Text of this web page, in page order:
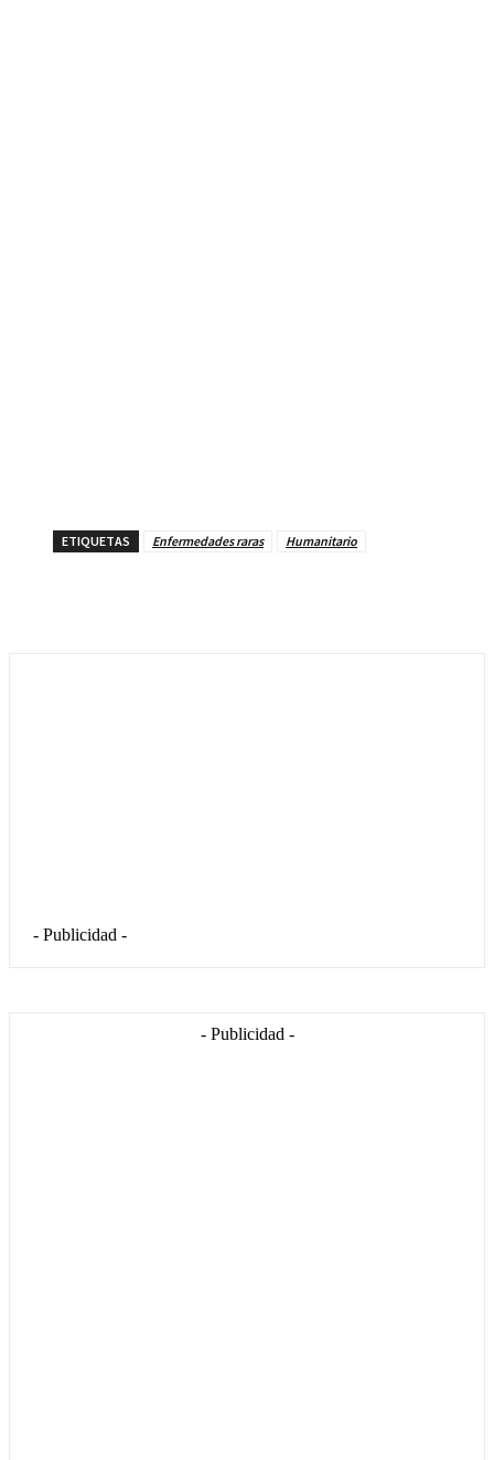
ETIQUETAS Enfermedades raras Humanitario
- Publicidad -
- Publicidad -